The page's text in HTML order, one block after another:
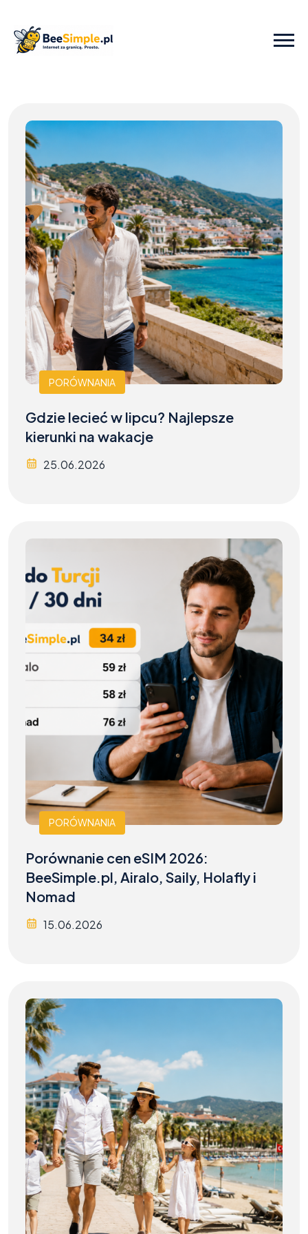
PORÓWNANIA
Gdzie lecieć w lipcu? Najlepsze
kierunki na wakacje
25.06.2026
PORÓWNANIA
Porównanie cen eSIM 2026:
BeeSimple.pl, Airalo, Saily, Holafly i
Nomad
15.06.2026